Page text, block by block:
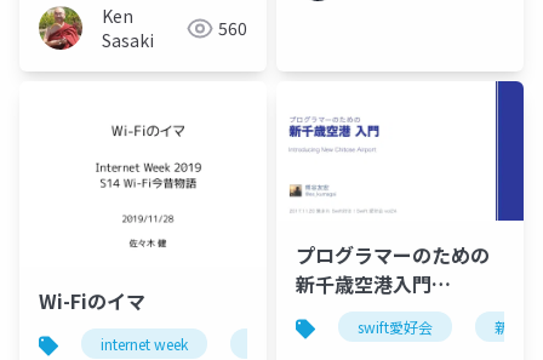
Ken
Sasaki
560
Wi-Fiのイマ
internet week ネットワーク
プログラマーのための
新千歳空港入門
#love_swift
swift愛好会 新千歳